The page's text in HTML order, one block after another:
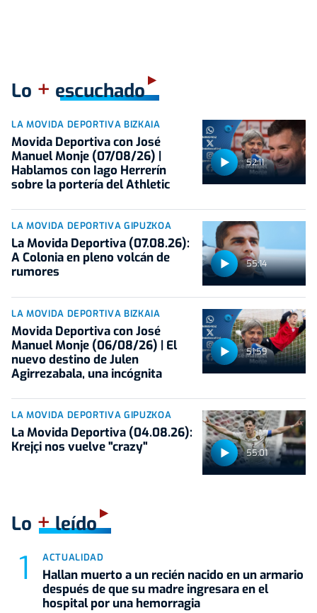
Lo + escuchado
52:11
LA MOVIDA DEPORTIVA BIZKAIA
Movida Deportiva con José
Manuel Monje (07/08/26) |
Hablamos con Iago Herrerín
sobre la portería del Athletic
55:14
LA MOVIDA DEPORTIVA GIPUZKOA
La Movida Deportiva (07.08.26):
A Colonia en pleno volcán de
rumores
51:59
LA MOVIDA DEPORTIVA BIZKAIA
Movida Deportiva con José
Manuel Monje (06/08/26) | El
nuevo destino de Julen
Agirrezabala, una incógnita
55:01
LA MOVIDA DEPORTIVA GIPUZKOA
La Movida Deportiva (04.08.26):
Krejçi nos vuelve "crazy"
Lo +leído
ACTUALIDAD
Hallan muerto a un recién nacido en un armario
después de que su madre ingresara en el
hospital por una hemorragia